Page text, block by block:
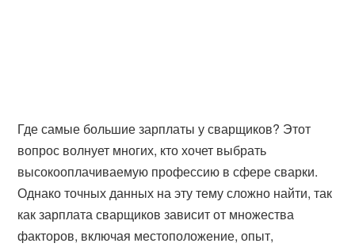
Где самые большие зарплаты у сварщиков? Этот
вопрос волнует многих, кто хочет выбрать
высокооплачиваемую профессию в сфере сварки.
Однако точных данных на эту тему сложно найти, так
как зарплата сварщиков зависит от множества
факторов, включая местоположение, опыт,